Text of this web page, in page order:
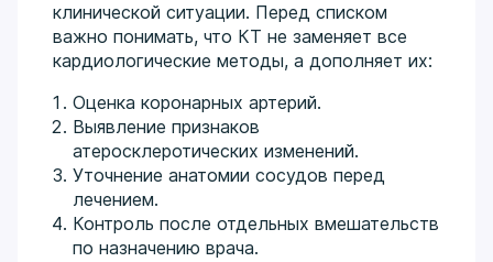
клинической ситуации. Перед списком
важно понимать, что КТ не заменяет все
кардиологические методы, а дополняет их:
Оценка коронарных артерий.
Выявление признаков
атеросклеротических изменений.
Уточнение анатомии сосудов перед
лечением.
Контроль после отдельных вмешательств
по назначению врача.